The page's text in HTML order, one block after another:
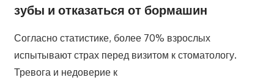
зубы и отказаться от бормашин
Согласно статистике, более 70% взрослых
испытывают страх перед визитом к стоматологу.
Тревога и недоверие к